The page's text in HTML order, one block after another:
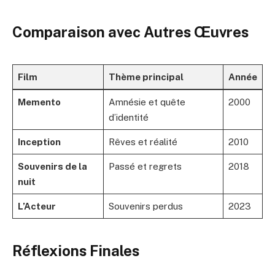
Comparaison avec Autres Œuvres
Film Thème principal Année
Memento
Amnésie et quête
d’identité
2000
Inception Rêves et réalité 2010
Souvenirs de la
nuit
Passé et regrets 2018
L’Acteur Souvenirs perdus 2023
Réflexions Finales